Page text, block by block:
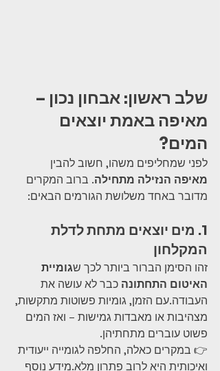
שלב ראשון: אבחון נכון –
מאיפה באמת יוצאים
המים?
לפני שמחליפים משהו, חשוב להבין
מאיפה הנזילה מתחילה. ברוב המקרים
מדובר באחד משלושת הגורמים הבאים:
1. מים יוצאים מתחת לדלת
המקלחון
זהו הסימן הברור ביותר לכך שגומיית
האיטום התחתונה כבר לא עושה את
העבודה.עם הזמן, גומיות פשוטות מתקשות,
מצהיבות או מאבדות גמישות – ואז המים
פשוט עוברים מתחתיהן.
👉 במקרים כאלה, החלפה לגומייה ייעודית
ואיכותית היא לרוב פתרון מלא.מידע נוסף